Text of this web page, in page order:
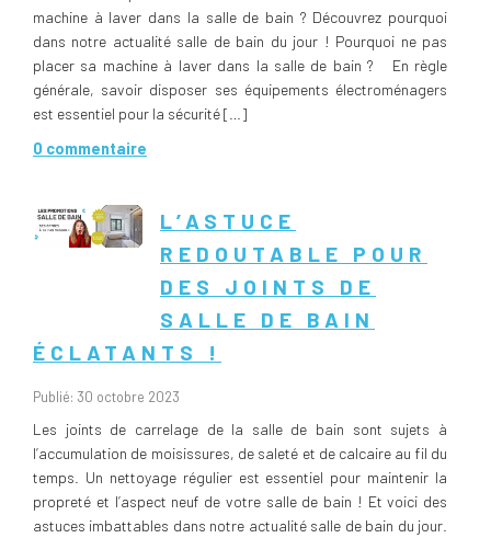
machine à laver dans la salle de bain ? Découvrez pourquoi
dans notre actualité salle de bain du jour ! Pourquoi ne pas
placer sa machine à laver dans la salle de bain ? En règle
générale, savoir disposer ses équipements électroménagers
est essentiel pour la sécurité […]
0 commentaire
L’ASTUCE
REDOUTABLE POUR
DES JOINTS DE
SALLE DE BAIN
ÉCLATANTS !
Publié: 30 octobre 2023
Les joints de carrelage de la salle de bain sont sujets à
l’accumulation de moisissures, de saleté et de calcaire au fil du
temps. Un nettoyage régulier est essentiel pour maintenir la
propreté et l’aspect neuf de votre salle de bain ! Et voici des
astuces imbattables dans notre actualité salle de bain du jour.